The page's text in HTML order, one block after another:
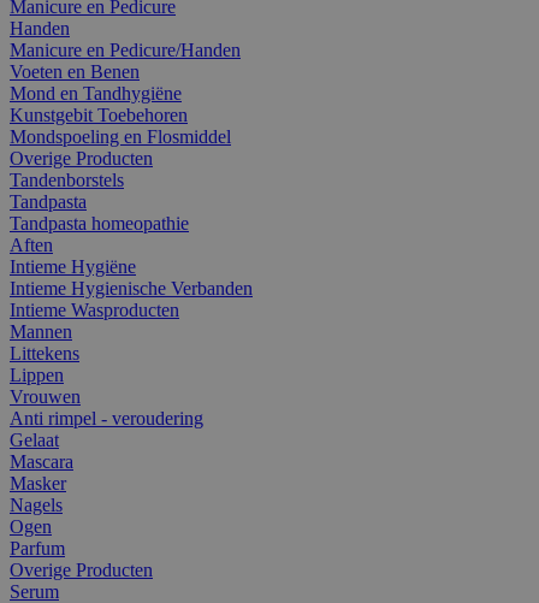
Manicure en Pedicure
Handen
Manicure en Pedicure/Handen
Voeten en Benen
Mond en Tandhygiëne
Kunstgebit Toebehoren
Mondspoeling en Flosmiddel
Overige Producten
Tandenborstels
Tandpasta
Tandpasta homeopathie
Aften
Intieme Hygiëne
Intieme Hygienische Verbanden
Intieme Wasproducten
Mannen
Littekens
Lippen
Vrouwen
Anti rimpel - veroudering
Gelaat
Mascara
Masker
Nagels
Ogen
Parfum
Overige Producten
Serum